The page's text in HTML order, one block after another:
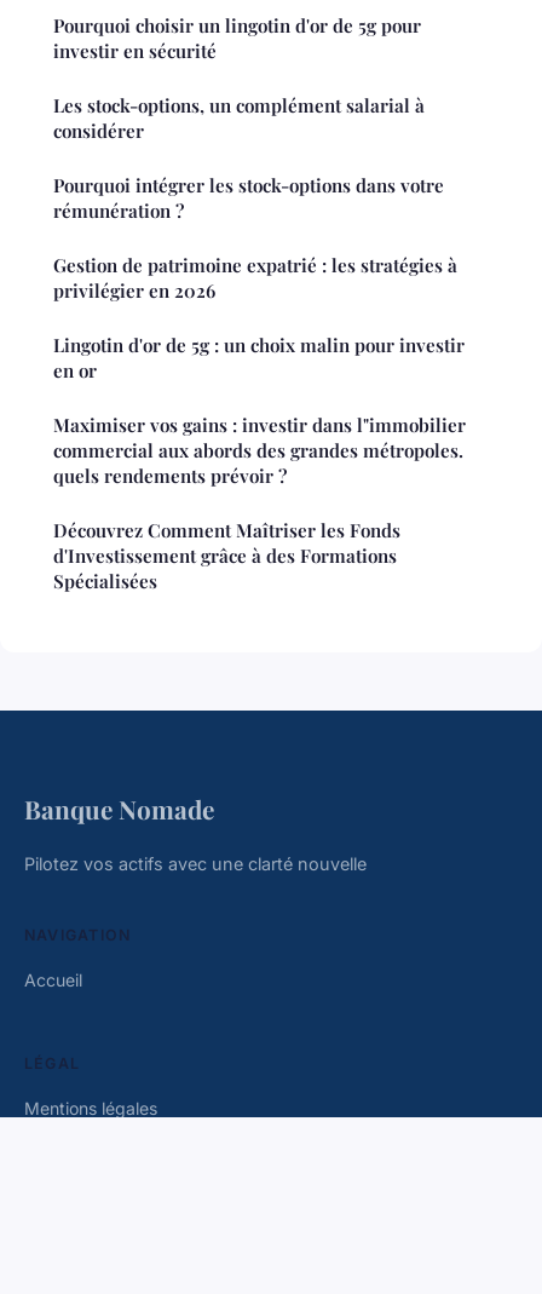
Pourquoi choisir un lingotin d'or de 5g pour
investir en sécurité
Les stock-options, un complément salarial à
considérer
Pourquoi intégrer les stock-options dans votre
rémunération ?
Gestion de patrimoine expatrié : les stratégies à
privilégier en 2026
Lingotin d'or de 5g : un choix malin pour investir
en or
Maximiser vos gains : investir dans l"immobilier
commercial aux abords des grandes métropoles.
quels rendements prévoir ?
Découvrez Comment Maîtriser les Fonds
d'Investissement grâce à des Formations
Spécialisées
Banque Nomade
Pilotez vos actifs avec une clarté nouvelle
NAVIGATION
Accueil
LÉGAL
Mentions légales